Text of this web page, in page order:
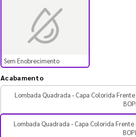
Sem Enobrecimento
Acabamento
Lombada Quadrada - Capa Colorida
Lombada Quadrada - Capa Colorida